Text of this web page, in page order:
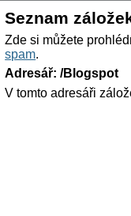
Seznam
Zde si můžete
spam.
Adresář: /Blogspot
V tomto adresáři